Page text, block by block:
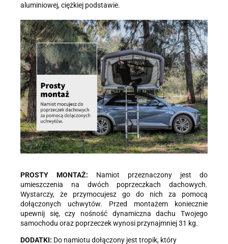
aluminiowej, ciężkiej podstawie.
PROSTY MONTAŻ: Namiot przeznaczony jest do
umieszczenia na dwóch poprzeczkach dachowych.
Wystarczy, że przymocujesz go do nich za pomocą
dołączonych uchwytów. Przed montażem koniecznie
upewnij się, czy nośność dynamiczna dachu Twojego
samochodu oraz poprzeczek wynosi przynajmniej 31 kg.
DODATKI: Do namiotu dołączony jest tropik, który